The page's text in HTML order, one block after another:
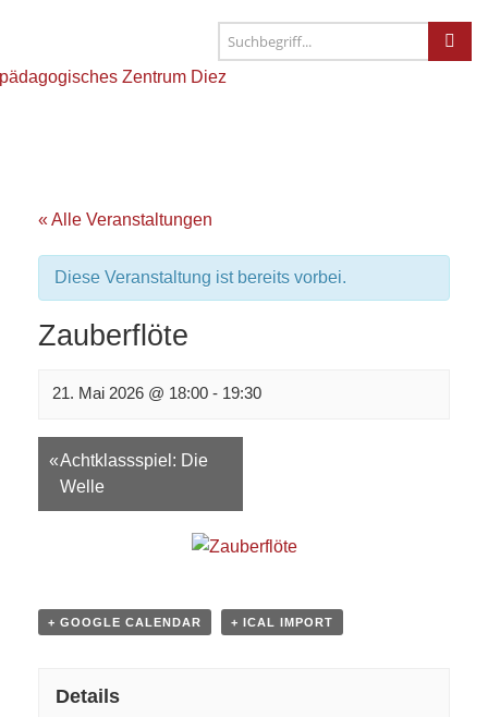
« Alle Veranstaltungen
Diese Veranstaltung ist bereits vorbei.
Zauberflöte
21. Mai 2026 @ 18:00 - 19:30
Veranstaltungsnavigation
«Achtklassspiel: Die
Welle
+ GOOGLE CALENDAR + ICAL IMPORT
Details